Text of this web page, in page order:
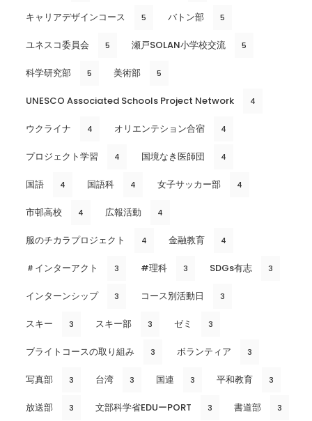
キャリアデザインコース 5 バトン部 5
ユネスコ委員会 5 瀬戸SOLAN小学校交流 5
科学研究部 5 美術部 5
UNESCO Associated Schools Project Network 4
ウクライナ 4 オリエンテション合宿 4
プロジェクト学習 4 国境なき医師団 4
国語 4 国語科 4 女子サッカー部 4
市邨高校 4 広報活動 4
服のチカラプロジェクト 4 金融教育 4
＃インターアクト 3 #理科 3 SDGs有志 3
インターンシップ 3 コース別活動日 3
スキー 3 スキー部 3 ゼミ 3
ブライトコースの取り組み 3 ボランティア 3
写真部 3 台湾 3 国連 3 平和教育 3
放送部 3 文部科学省EDUーPORT 3 書道部 3